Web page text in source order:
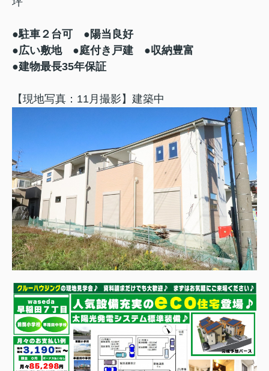
●駐車２台可 ●陽当良好
●広い敷地 ●庭付き戸建 ●収納豊富
●建物最長35年保証
【現地写真：11月撮影】建築中